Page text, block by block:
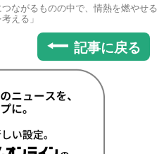
ながるものの中で、情熱を燃やせる
える」
記事に戻る